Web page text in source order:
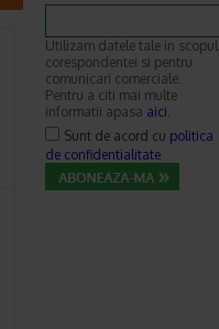
Utilizam datele tale in scopul
corespondentei si pentru
comunicari comerciale.
Pentru a citi mai multe
informatii apasa aici.
Sunt de acord cu politica
de confidentialitate